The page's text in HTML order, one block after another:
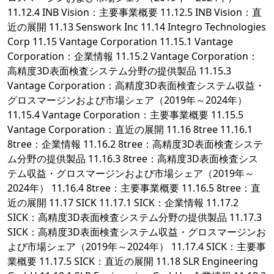
11.12.4 INB Vision：主要事業概要 11.12.5 INB Vision：直
近の展開 11.13 Senswork Inc 11.14 Integro Technologies
Corp 11.15 Vantage Corporation 11.15.1 Vantage
Corporation：企業情報 11.15.2 Vantage Corporation：
高精度3D表面検査システム分野の提供製品 11.15.3
Vantage Corporation：高精度3D表面検査システム収益・
グロスマージンおよび市場シェア（2019年～2024年）
11.15.4 Vantage Corporation：主要事業概要 11.15.5
Vantage Corporation：直近の展開 11.16 8tree 11.16.1
8tree：企業情報 11.16.2 8tree：高精度3D表面検査システ
ム分野の提供製品 11.16.3 8tree：高精度3D表面検査シス
テム収益・グロスマージンおよび市場シェア（2019年～
2024年） 11.16.4 8tree：主要事業概要 11.16.5 8tree：直
近の展開 11.17 SICK 11.17.1 SICK：企業情報 11.17.2
SICK：高精度3D表面検査システム分野の提供製品 11.17.3
SICK：高精度3D表面検査システム収益・グロスマージンお
よび市場シェア（2019年～2024年） 11.17.4 SICK：主要事
業概要 11.17.5 SICK：直近の展開 11.18 SLR Engineering